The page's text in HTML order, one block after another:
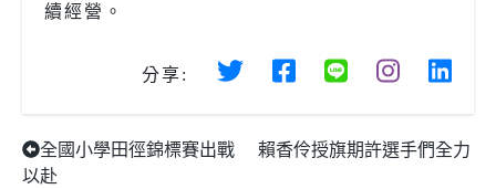
續經營。
分享:
全國小學田徑錦標賽出戰 賴香伶授旗期許選手們全力
以赴